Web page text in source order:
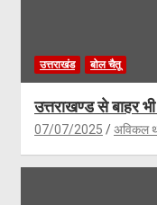
उत्तराखंड बोल चैतू
उत्तराखण्ड से बाहर
07/07/2025 अविकल